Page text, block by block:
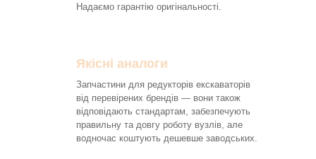
Надаємо гарантію оригінальності.
Якісні аналоги
Запчастини для редукторів екскаваторів
від перевірених брендів — вони також
відповідають стандартам, забезпечують
правильну та довгу роботу вузлів, але
водночас коштують дешевше заводських.